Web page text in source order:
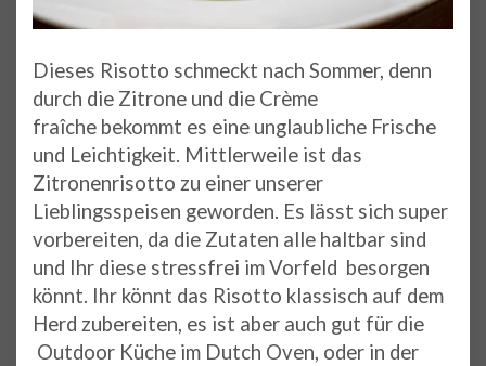
Dieses Risotto schmeckt nach Sommer, denn
durch die Zitrone und die Crème
fraîche bekommt es eine unglaubliche Frische
und Leichtigkeit. Mittlerweile ist das
Zitronenrisotto zu einer unserer
Lieblingsspeisen geworden. Es lässt sich super
vorbereiten, da die Zutaten alle haltbar sind
und Ihr diese stressfrei im Vorfeld besorgen
könnt. Ihr könnt das Risotto klassisch auf dem
Herd zubereiten, es ist aber auch gut für die
Outdoor Küche im Dutch Oven, oder in der